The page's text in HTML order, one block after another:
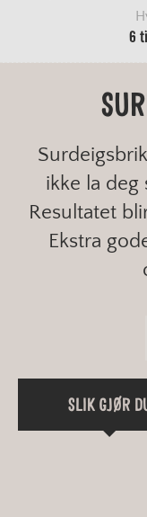
ikke la
Resultatet
Ekstra
SLIK GJØR